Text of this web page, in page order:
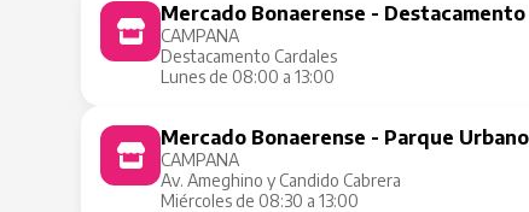
Mercado Bonaerense -
CAMPANA
Destacamento Cardales
Lunes de 08:00 a 13:00
Mercado Bonaerense - Parque Urbano
CAMPANA
Av. Ameghino y Candido Cabrera
Miércoles de 08:30 a 13:00